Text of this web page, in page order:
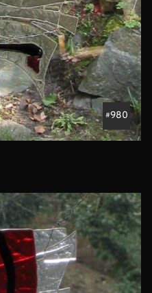
980